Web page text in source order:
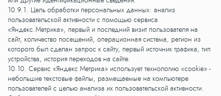
10.9.1. Цель обработки персональных данных: анализ
пользовательской активности с помощью сервиса
«Яндекс.Метрика», первый и последний визит пользователя на
сайт, количество посещений, операционная система, регион из
которого был сделан запрос к сайту, первый источник трафика, тип
устройства, история переходов на сайте.
10.10. Сервис «Яндекс Метрика» использует технологию «cookie» -
небольшие текстовые файлы, размещаемые на компьютере
пользователей с целью анализа их пользовательской активности.